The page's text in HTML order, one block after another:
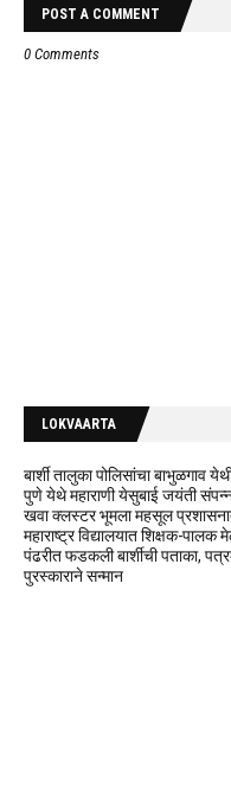
POST A COMMENT
0 Comments
LOKVAARTA
बार्शी तालुका पोलिसांचा बाभुळगाव
पुणे येथे महाराणी येसुबाई जयंती
खवा क्लस्टर भूमला महसूल
महाराष्ट्र विद्यालयात शिक्षक-पालक
पंढरीत फडकली बार्शीची पताका,
पुरस्काराने सन्मान